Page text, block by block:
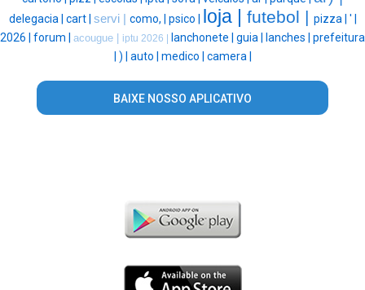
delegacia | cart | servi | como, | psico | loja | futebol | pizza | ' |
2026 | forum | acougue | iptu 2026 | lanchonete | guia | lanches | prefeitura
) | auto | medico | camera |
BAIXE NOSSO APLICATIVO